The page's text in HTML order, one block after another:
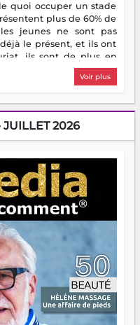
quoi occuper un stade
plus de 60% de
jeunes ne sont pas
le présent, et ils ont
ils sont de plus en
à risquer — souvent
toujours avec cette
les nouvelles sont
vient de décrocher le
Elia rafle le Prix
Alors oui, on pourrait
soi satisfait. Mais ce
La fougue, ça
Une flamme sans
peut consumer. C'est
— pas pour reprendre le
les récifs. Les jeunes
comme on dit. Ce
— c'est une question
mais aussi vos échecs.
enseignent mieux que
la barque avance.
monde rame dans le
Voir plus
2026